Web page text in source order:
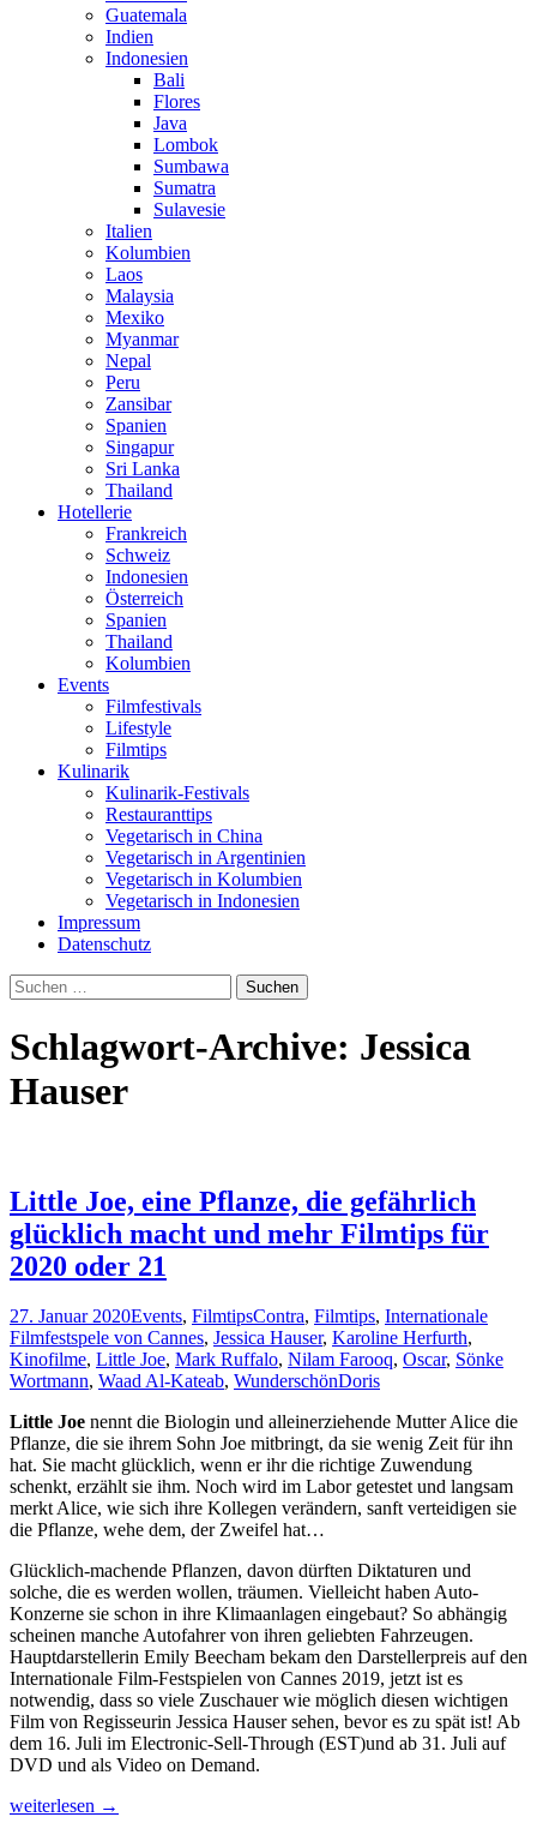
Guatemala
Indien
Indonesien
Bali
Flores
Java
Lombok
Sumbawa
Sumatra
Sulavesie
Italien
Kolumbien
Laos
Malaysia
Mexiko
Myanmar
Nepal
Peru
Zansibar
Spanien
Singapur
Sri Lanka
Thailand
Hotellerie
Frankreich
Schweiz
Indonesien
Österreich
Spanien
Thailand
Kolumbien
Events
Filmfestivals
Lifestyle
Filmtips
Kulinarik
Kulinarik-Festivals
Restauranttips
Vegetarisch in China
Vegetarisch in Argentinien
Vegetarisch in Kolumbien
Vegetarisch in Indonesien
Impressum
Datenschutz
Suchen
nach:
Schlagwort-Archive: Jessica
Hauser
Little Joe, eine Pflanze, die gefährlich
glücklich macht und mehr Filmtips für
2020 oder 21
27. Januar 2020Events, FilmtipsContra, Filmtips, Internationale
Filmfestspele von Cannes, Jessica Hauser, Karoline Herfurth,
Kinofilme, Little Joe, Mark Ruffalo, Nilam Farooq, Oscar, Sönke
Wortmann, Waad Al-Kateab, WunderschönDoris
Little Joe nennt die Biologin und alleinerziehende Mutter Alice die
Pflanze, die sie ihrem Sohn Joe mitbringt, da sie wenig Zeit für ihn
hat. Sie macht glücklich, wenn er ihr die richtige Zuwendung
schenkt, erzählt sie ihm. Noch wird im Labor getestet und langsam
merkt Alice, wie sich ihre Kollegen verändern, sanft verteidigen sie
die Pflanze, wehe dem, der Zweifel hat…
Glücklich-machende Pflanzen, davon dürften Diktaturen und
solche, die es werden wollen, träumen. Vielleicht haben Auto-
Konzerne sie schon in ihre Klimaanlagen eingebaut? So abhängig
scheinen manche Autofahrer von ihren geliebten Fahrzeugen.
Hauptdarstellerin Emily Beecham bekam den Darstellerpreis auf den
Internationale Film-Festspielen von Cannes 2019, jetzt ist es
notwendig, dass so viele Zuschauer wie möglich diesen wichtigen
Film von Regisseurin Jessica Hauser sehen, bevor es zu spät ist! Ab
dem 16. Juli im Electronic-Sell-Through (EST)und ab 31. Juli auf
DVD und als Video on Demand.
Little
weiterlesen →